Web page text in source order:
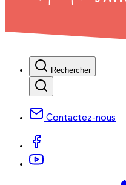
Rechercher
Contactez-nous